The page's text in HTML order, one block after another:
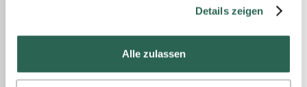
Details zeigen
Alle zulassen
Der bisherige geschäftsführende Geschäftsführer
Unternehmen zurück, wird jedoch zukünftig
eigenständig ausgewählte Consulting- und
übernehmen.